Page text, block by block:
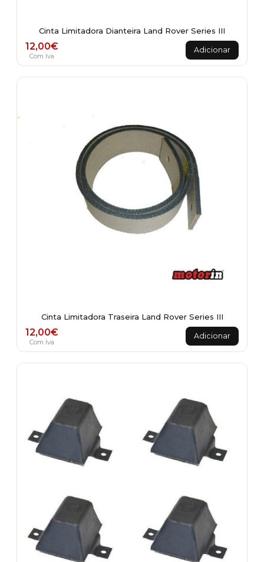
Cinta Limitadora Dianteira Land Rover Series III
12,00€
Com Iva
Adicionar
Cinta Limitadora Traseira Land Rover Series III
12,00€
Com Iva
Adicionar